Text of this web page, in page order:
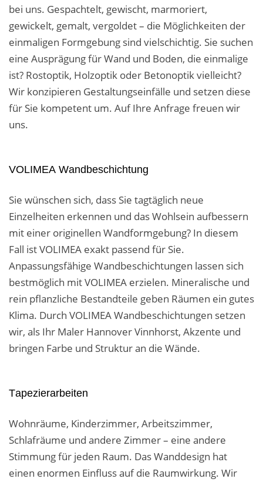
bei uns. Gespachtelt, gewischt, marmoriert,
gewickelt, gemalt, vergoldet – die Möglichkeiten der
einmaligen Formgebung sind vielschichtig. Sie suchen
eine Ausprägung für Wand und Boden, die einmalige
ist? Rostoptik, Holzoptik oder Betonoptik vielleicht?
Wir konzipieren Gestaltungseinfälle und setzen diese
für Sie kompetent um. Auf Ihre Anfrage freuen wir
uns.
VOLIMEA Wandbeschichtung
Sie wünschen sich, dass Sie tagtäglich neue
Einzelheiten erkennen und das Wohlsein aufbessern
mit einer originellen Wandformgebung? In diesem
Fall ist VOLIMEA exakt passend für Sie.
Anpassungsfähige Wandbeschichtungen lassen sich
bestmöglich mit VOLIMEA erzielen. Mineralische und
rein pflanzliche Bestandteile geben Räumen ein gutes
Klima. Durch VOLIMEA Wandbeschichtungen setzen
wir, als Ihr Maler Hannover Vinnhorst, Akzente und
bringen Farbe und Struktur an die Wände.
Tapezierarbeiten
Wohnräume, Kinderzimmer, Arbeitszimmer,
Schlafräume und andere Zimmer – eine andere
Stimmung für jeden Raum. Das Wanddesign hat
einen enormen Einfluss auf die Raumwirkung. Wir